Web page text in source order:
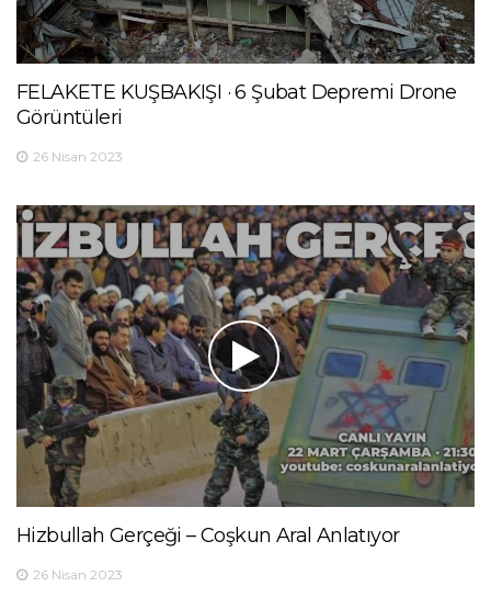
FELAKETE KUŞBAKIŞI · 6 Şubat Depremi Drone
Görüntüleri
26 Nisan 2023
Hizbullah Gerçeği – Coşkun Aral Anlatıyor
26 Nisan 2023